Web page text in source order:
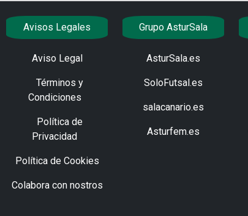
Avisos Legales
Aviso Legal
Términos y
Condiciones
Política de
Privacidad
Política de Cookies
Colabora con nostros
Grupo AsturSala
AsturSala.es
SoloFutsal.es
salacanario.es
Asturfem.es